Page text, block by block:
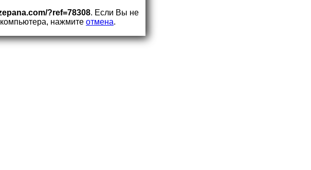
?ref=78308. Если Вы не
компьютера, нажмите отмена.